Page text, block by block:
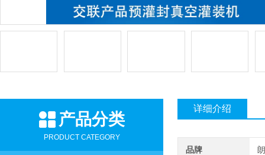
产品分类
PRODUCT CATEGORY
详细介绍
品牌